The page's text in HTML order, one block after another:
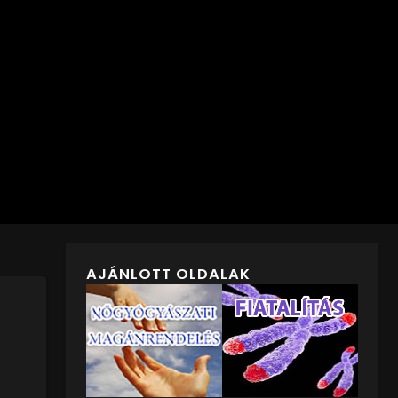
AJÁNLOTT OLDALAK